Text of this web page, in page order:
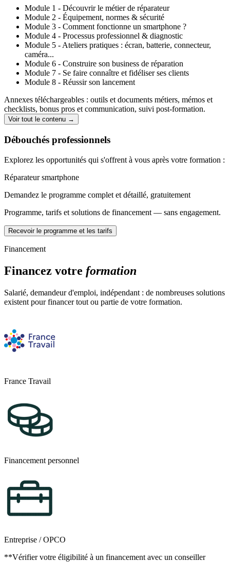
Module 1 - Découvrir le métier de réparateur
Module 2 - Équipement, normes & sécurité
Module 3 - Comment fonctionne un smartphone ?
Module 4 - Processus professionnel & diagnostic
Module 5 - Ateliers pratiques : écran, batterie, connecteur,
caméra...
Module 6 - Construire son business de réparation
Module 7 - Se faire connaître et fidéliser ses clients
Module 8 - Réussir son lancement
Annexes téléchargeables : outils et documents métiers, mémos et
checklists, bonus pros et communication, suivi post-formation.
Voir tout le contenu →
Débouchés professionnels
Explorez les opportunités qui s'offrent à vous après votre formation :
Réparateur smartphone
Demandez le programme complet et détaillé, gratuitement
Programme, tarifs et solutions de financement — sans engagement.
Recevoir le programme et les tarifs
Financement
Financez votre formation
Salarié, demandeur d'emploi, indépendant : de nombreuses solutions
existent pour financer tout ou partie de votre formation.
France Travail
Financement personnel
Entreprise / OPCO
**Vérifier votre éligibilité à un financement avec un conseiller